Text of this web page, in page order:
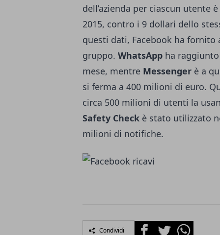
dell’azienda per ciascun utente
2015, contro i 9 dollari dello
questi dati, Facebook ha
gruppo. WhatsApp ha
mese, mentre Messenger è a
si ferma a 400 milioni di euro.
circa 500 milioni di utenti la
Safety Check è stato utilizzato
milioni di notifiche.
Condividi FacebookTwitterWhatsapp